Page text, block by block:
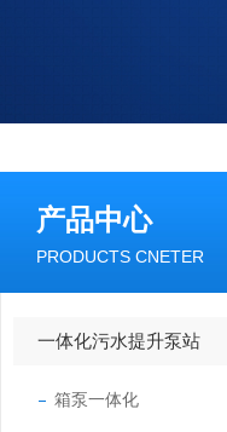
产品中心
PRODUCTS CNETER
一体化污水提升泵站
箱泵一体化